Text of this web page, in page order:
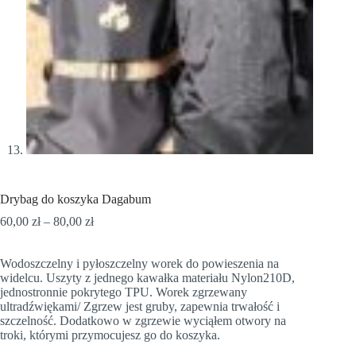
Drybag do koszyka Dagabum
60,00 zł – 80,00 złZakres
60,00 zł
do
80,00 zł
Wodoszczelny i pyłoszczelny worek do powieszenia na
widelcu. Uszyty z jednego kawałka materiału Nylon210D,
jednostronnie pokrytego TPU. Worek zgrzewany
ultradźwiękami/ Zgrzew jest gruby, zapewnia trwałość i
szczelność. Dodatkowo w zgrzewie wyciąłem otwory na
troki, którymi przymocujesz go do koszyka.